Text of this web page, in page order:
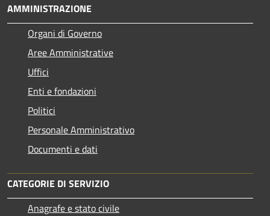
AMMINISTRAZIONE
Organi di Governo
Aree Amministrative
Uffici
Enti e fondazioni
Politici
Personale Amministrativo
Documenti e dati
CATEGORIE DI SERVIZIO
Anagrafe e stato civile